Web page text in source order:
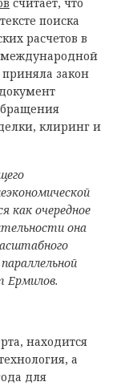
поиска
расчетов в
закон
клиринг и
как очередное
она
Ермилов.
находится
а
для